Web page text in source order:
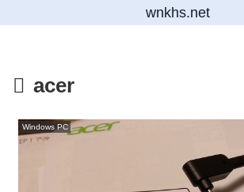
wnkhs.net
acer
Windows PC